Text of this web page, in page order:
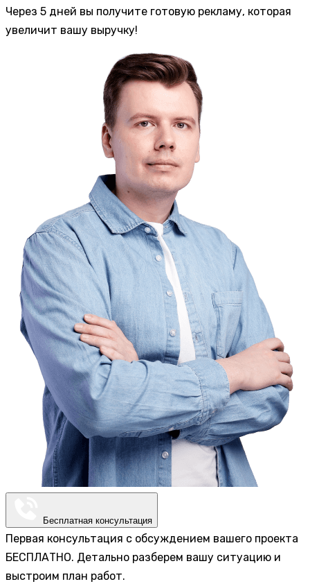
Через 5 дней вы получите готовую рекламу, которая
увеличит вашу выручку!
Бесплатная консультация
Первая консультация с обсуждением вашего проекта
БЕСПЛАТНО. Детально разберем вашу ситуацию и
выстроим план работ.